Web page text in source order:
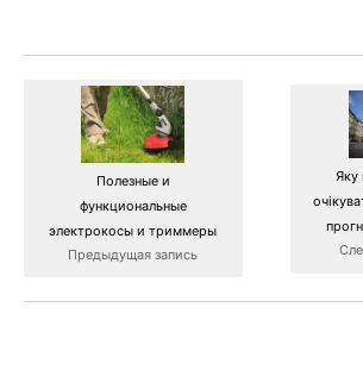
Полезные и
функциональные
электрокосы и триммеры
Предыдущая запись
Яку